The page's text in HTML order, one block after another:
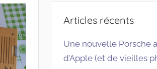
Articles récents
Une nouvelle Porsche
d’Apple (et de vieilles